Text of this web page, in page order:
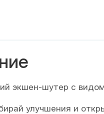
экшен-шутер с
улучшения и